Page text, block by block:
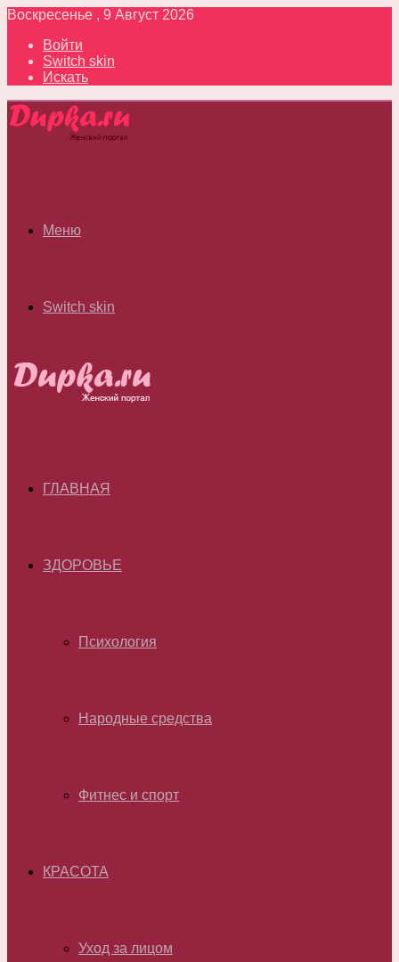
Воскресенье , 9 Август 2026
Войти
Switch skin
Искать
Меню
Switch skin
ГЛАВНАЯ
ЗДОРОВЬЕ
Психология
Народные средства
Фитнес и спорт
КРАСОТА
Уход за лицом